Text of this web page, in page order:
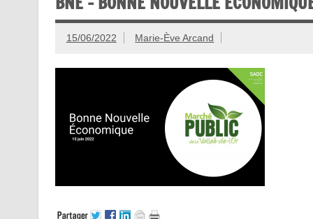
15/06/2022 Marie-Ève Arcand